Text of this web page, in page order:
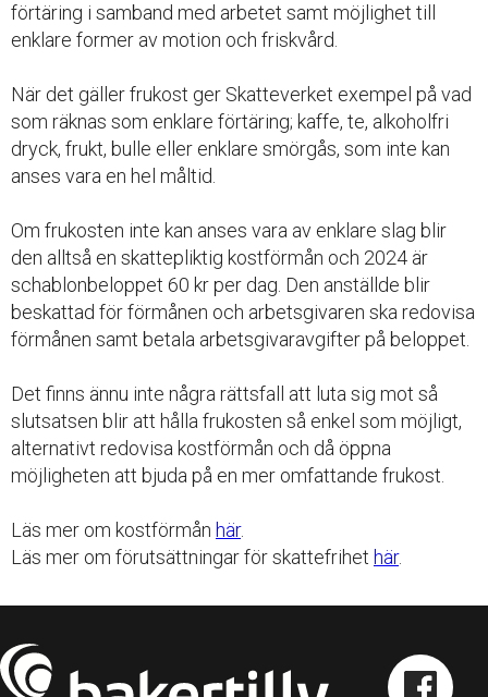
förtäring i samband med arbetet samt möjlighet till
enklare former av motion och friskvård.
När det gäller frukost ger Skatteverket exempel på vad
som räknas som enklare förtäring; kaffe, te, alkoholfri
dryck, frukt, bulle eller enklare smörgås, som inte kan
anses vara en hel måltid.
Om frukosten inte kan anses vara av enklare slag blir
den alltså en skattepliktig kostförmån och 2024 är
schablonbeloppet 60 kr per dag. Den anställde blir
beskattad för förmånen och arbetsgivaren ska redovisa
förmånen samt betala arbetsgivaravgifter på beloppet.
Det finns ännu inte några rättsfall att luta sig mot så
slutsatsen blir att hålla frukosten så enkel som möjligt,
alternativt redovisa kostförmån och då öppna
möjligheten att bjuda på en mer omfattande frukost.
Läs mer om kostförmån här.
Läs mer om förutsättningar för skattefrihet här.